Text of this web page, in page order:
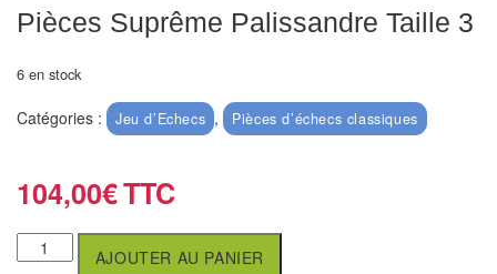
Echiquiers
électroniques
clubs
Ecoles
&
clubs
Pièces Suprême Palissandre Taille 3
6 en stock
Catégories : Jeu d’Echecs , Pièces d’échecs classiques
104,00€
AJOUTER AU PANIER